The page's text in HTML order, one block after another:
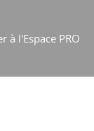
à l'Espace PRO